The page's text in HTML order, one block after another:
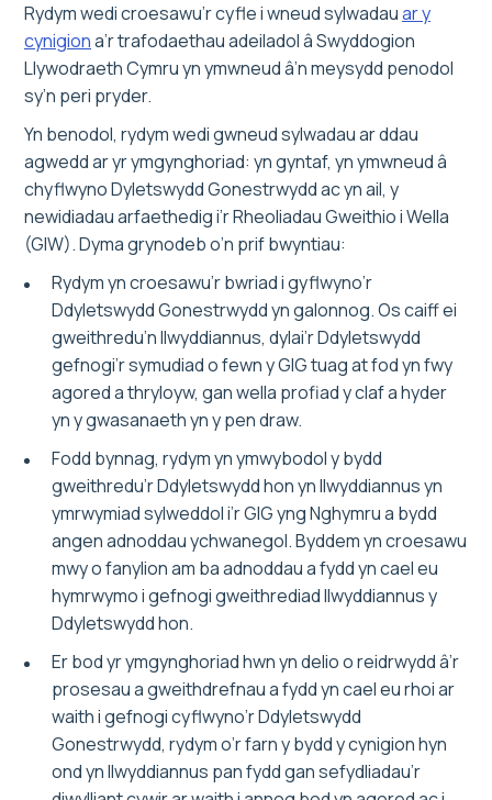
Rydym wedi croesawu’r cyfle i wneud sylwadauar y
cynigiona’r trafodaethau adeiladol â Swyddogion
Llywodraeth Cymru yn ymwneud â’n meysydd penodol
sy’n peri pryder.
Yn benodol, rydym wedi gwneud sylwadau ar ddau
agwedd ar yr ymgynghoriad: yn gyntaf, yn ymwneud â
chyflwyno Dyletswydd Gonestrwydd ac yn ail, y
newidiadau arfaethedig i’r Rheoliadau Gweithio i Wella
(GIW). Dyma grynodeb o’n prif bwyntiau:
Rydym yn croesawu’r bwriad i gyflwyno’r
Ddyletswydd Gonestrwydd yn galonnog. Os caiff ei
gweithredu’n llwyddiannus, dylai’r Ddyletswydd
gefnogi’r symudiad o fewn y GIG tuag at fod yn fwy
agored a thryloyw, gan wella profiad y claf a hyder
yn y gwasanaeth yn y pen draw.
Fodd bynnag, rydym yn ymwybodol y bydd
gweithredu’r Ddyletswydd hon yn llwyddiannus yn
ymrwymiad sylweddol i’r GIG yng Nghymru a bydd
angen adnoddau ychwanegol. Byddem yn croesawu
mwy o fanylion am ba adnoddau a fydd yn cael eu
hymrwymo i gefnogi gweithrediad llwyddiannus y
Ddyletswydd hon.
Er bod yr ymgynghoriad hwn yn delio o reidrwydd â’r
prosesau a gweithdrefnau a fydd yn cael eu rhoi ar
waith i gefnogi cyflwyno’r Ddyletswydd
Gonestrwydd, rydym o’r farn y bydd y cynigion hyn
ond yn llwyddiannus pan fydd gan sefydliadau’r